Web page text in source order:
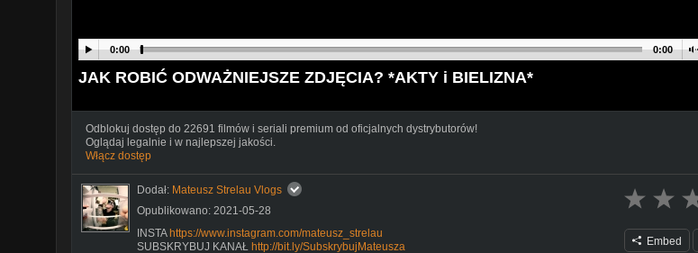
0:00 0:00
JAK ROBIĆ ODWAŻNIEJSZE ZDJĘCIA? *AKTY i BIELIZNA*
Odblokuj dostęp do 22691 filmów i seriali premium od oficjalnych dystrybutorów!
Oglądaj legalnie i w najlepszej jakości.
Włącz dostęp
Dodał: Mateusz Strelau Vlogs
Opublikowano: 2021-05-28
INSTAhttps://www.instagram.com/mateusz_strelau
SUBSKRYBUJ KANAŁ http://bit.ly/SubskrybujMateusza Embed